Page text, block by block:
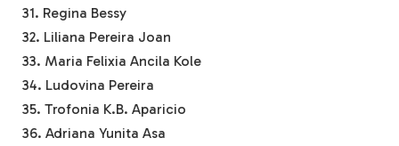
31. Regina Bessy
32. Liliana Pereira Joan
33. Maria Felixia Ancila Kole
34. Ludovina Pereira
35. Trofonia K.B. Aparicio
36. Adriana Yunita Asa